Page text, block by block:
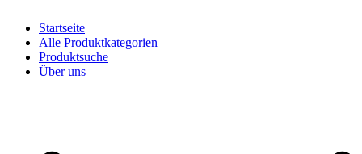
Startseite
Alle Produktkategorien
Produktsuche
Über uns